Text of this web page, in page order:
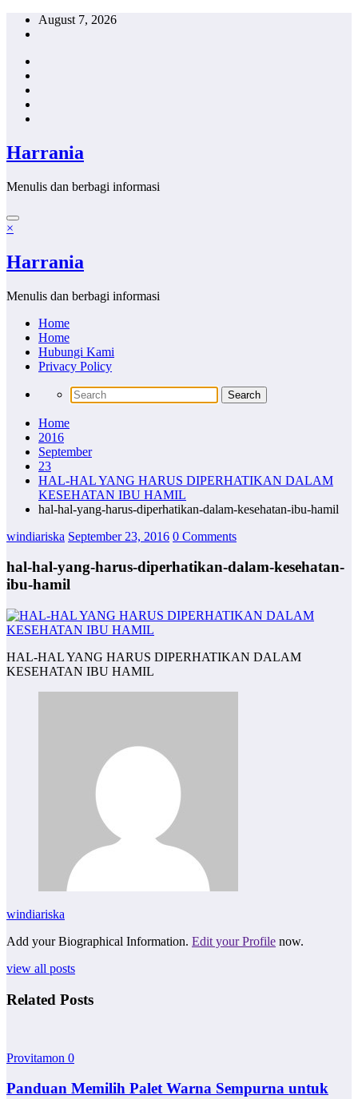
Skip
August 7, 2026
Harrania
Menulis dan berbagi informasi
×
Harrania
Menulis dan berbagi informasi
Home
Home
Hubungi Kami
Privacy Policy
Home
2016
September
23
HAL-HAL YANG HARUS DIPERHATIKAN DALAM
KESEHATAN IBU HAMIL
hal-hal-yang-harus-diperhatikan-dalam-kesehatan-ibu-hamil
windiariska September 23, 2016 0 Comments
hal-hal-yang-harus-diperhatikan-dalam-kesehatan-
ibu-hamil
HAL-HAL YANG HARUS DIPERHATIKAN DALAM
KESEHATAN IBU HAMIL
windiariska
Add your Biographical Information. Edit your Profile now.
view all posts
Related Posts
Provitamon 0
Panduan Memilih Palet Warna Sempurna untuk